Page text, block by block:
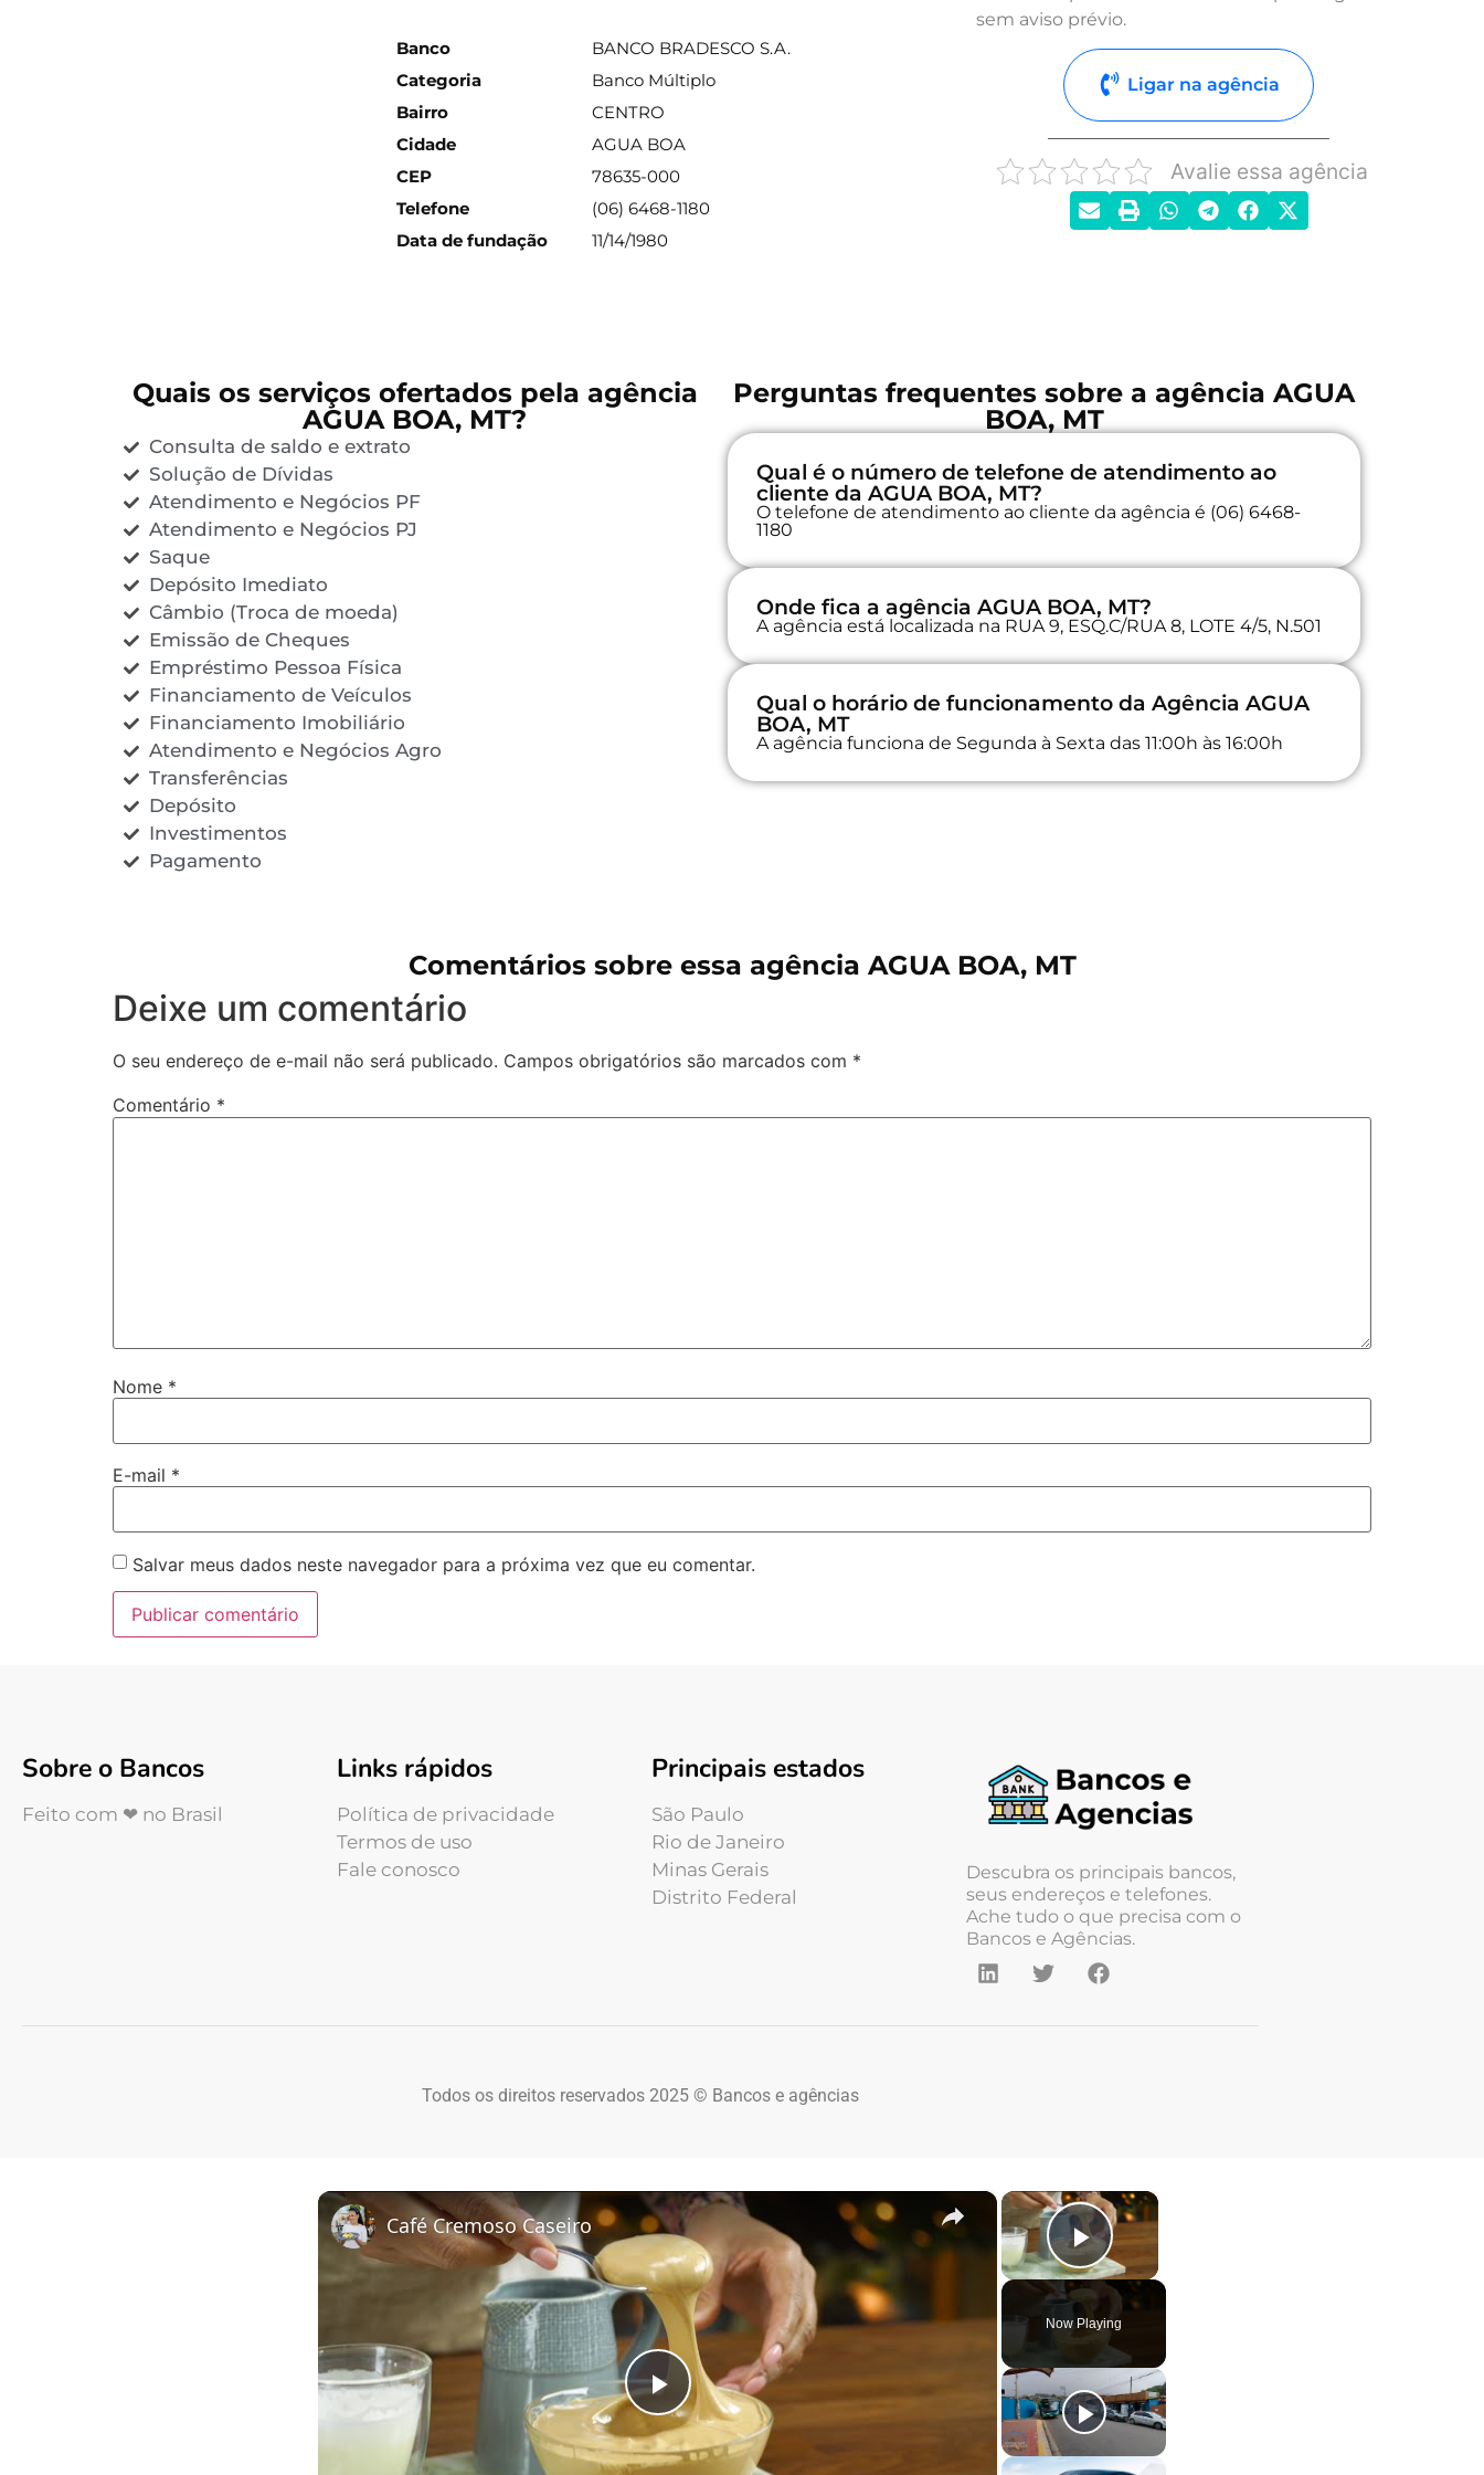
Banco
BANCO BRADESCO S.A.
Categoria
Banco Múltiplo
Bairro
CENTRO
Cidade
AGUA BOA
CEP
78635-000
Telefone
(06) 6468-1180
Data de fundação
11/14/1980
sem aviso prévio.
Ligar na agência
Avalie essa agência
Quais os serviços ofertados pela agência
AGUA BOA, MT?
Consulta de saldo e extrato
Solução de Dívidas
Atendimento e Negócios PF
Atendimento e Negócios PJ
Saque
Depósito Imediato
Câmbio (Troca de moeda)
Emissão de Cheques
Empréstimo Pessoa Física
Financiamento de Veículos
Financiamento Imobiliário
Atendimento e Negócios Agro
Transferências
Depósito
Investimentos
Pagamento
Perguntas frequentes sobre a agência AGUA
BOA, MT
Qual é o número de telefone de atendimento ao
cliente da AGUA BOA, MT?
O telefone de atendimento ao cliente da agência é (06) 6468-
1180
Onde fica a agência AGUA BOA, MT?
A agência está localizada na RUA 9, ESQ.C/RUA 8, LOTE 4/5, N.501
Qual o horário de funcionamento da Agência AGUA
BOA, MT
A agência funciona de Segunda à Sexta das 11:00h às 16:00h
Comentários sobre essa agência AGUA BOA, MT
Deixe um comentário
O seu endereço de e-mail não será publicado. Campos obrigatórios são marcados com *
Comentário *
Nome *
E-mail *
Salvar meus dados neste navegador para a próxima vez que eu comentar.
Sobre o Bancos
Feito com ❤ no Brasil
Links rápidos
Política de privacidade
Termos de uso
Fale conosco
Principais estados
São Paulo
Rio de Janeiro
Minas Gerais
Distrito Federal
Descubra os principais bancos,
seus endereços e telefones.
Ache tudo o que precisa com o
Bancos e Agências.
Todos os direitos reservados 2025 © Bancos e agências
×
Play Video
Now Playing
×
Play Video
Café Cremoso Caseiro